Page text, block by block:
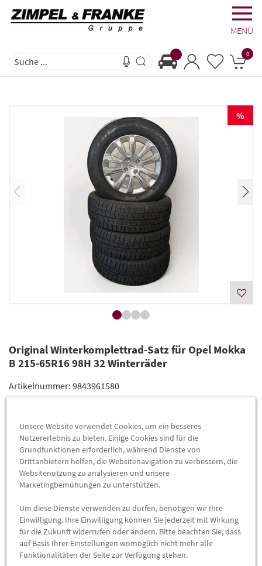
MENÜ
0
%
Original Winterkomplettrad-Satz für Opel Mokka
B 215-65R16 98H 32 Winterräder
Artikelnummer: 9843961580
Lieferung
(Grundpreis pro Stück=
1.112,00 €)
Preis inkl.19%MwSt.
Versandkostenfrei
statt
% 899,00 €
-
Max. Bestellmenge:2
ZUM WARENKORB HINZUFÜGEN
Unsere Website verwendet Cookies, um ein besseres
Nutzererlebnis zu bieten. Einige Cookies sind für die
Grundfunktionen erforderlich, während Dienste von
Drittanbietern helfen, die Websitenavigation zu verbessern, die
Websitenutzung zu analysieren und unsere
Marketingbemühungen zu unterstützen.
Um diese Dienste verwenden zu dürfen, benötigen wir Ihre
Einwilligung. Ihre Einwilligung können Sie jederzeit mit Wirkung
für die Zukunft widerrufen oder ändern. Bitte beachten Sie, dass
auf Basis Ihrer Einstellungen womöglich nicht mehr alle
Funktionalitäten der Seite zur Verfügung stehen.